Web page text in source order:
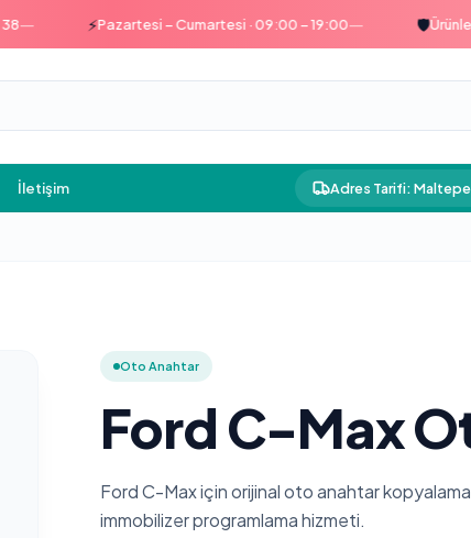
Pazartesi – Cumartesi · 09:00 – 19:00—
İletişim Adres Tarifi: Maltepe
Oto Anahtar
Ford C-Max
Ford C-Max için orijinal oto anahtar
immobilizer programlama hizmeti.